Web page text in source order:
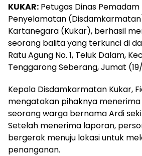
KUKAR: Petugas Dinas
Penyelamatan
Kartanegara (Kukar), berhasil
seorang balita yang terkunci di
Ratu Agung No. 1, Teluk Dalam,
Tenggarong Seberang, Jumat
Kepala Disdamkarmatan Kukar,
mengatakan pihaknya
seorang warga bernama Ardi
Setelah menerima laporan,
bergerak menuju lokasi untuk
penanganan.